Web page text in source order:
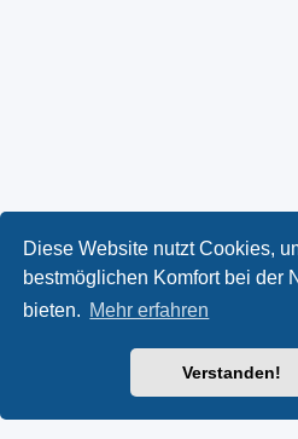
Diese Website nutzt Cookies,
bestmöglichen Komfort bei der
bieten. Mehr erfahren
Verstanden!